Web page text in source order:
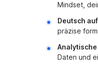
Mindset,
Deutsch
präzise
Analytische
Daten und